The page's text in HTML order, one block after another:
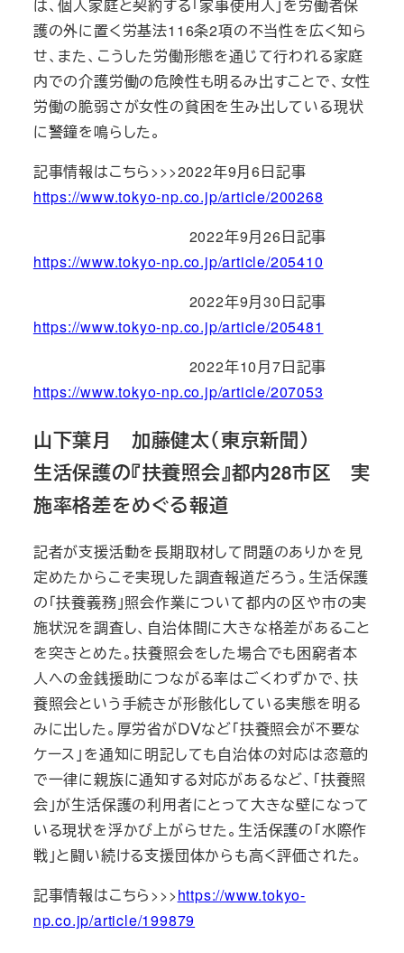
は、個人家庭と契約する「家事使用人」を労働者保
護の外に置く労基法116条2項の不当性を広く知ら
せ、また、こうした労働形態を通じて行われる家庭
内での介護労働の危険性も明るみ出すことで、女性
労働の脆弱さが女性の貧困を生み出している現状
に警鐘を鳴らした。
記事情報はこちら>>>2022年9月6日記事
https://www.tokyo-np.co.jp/article/200268
2022年9月26日記事
https://www.tokyo-np.co.jp/article/205410
2022年9月30日記事
https://www.tokyo-np.co.jp/article/205481
2022年10月7日記事
https://www.tokyo-np.co.jp/article/207053
山下葉月 加藤健太（東京新聞）
生活保護の『扶養照会』都内28市区 実
施率格差をめぐる報道
記者が支援活動を長期取材して問題のありかを見
定めたからこそ実現した調査報道だろう。生活保護
の「扶養義務」照会作業について都内の区や市の実
施状況を調査し、自治体間に大きな格差があること
を突きとめた。扶養照会をした場合でも困窮者本
人への金銭援助につながる率はごくわずかで、扶
養照会という手続きが形骸化している実態を明る
みに出した。厚労省がＤＶなど「扶養照会が不要な
ケース」を通知に明記しても自治体の対応は恣意的
で一律に親族に通知する対応があるなど、「扶養照
会」が生活保護の利用者にとって大きな壁になって
いる現状を浮かび上がらせた。生活保護の「水際作
戦」と闘い続ける支援団体からも高く評価された。
記事情報はこちら>>>https://www.tokyo-
np.co.jp/article/199879